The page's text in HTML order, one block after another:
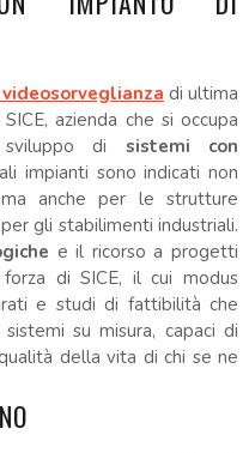
di ultima
azienda che si occupa
di sistemi con
impianti sono indicati non
anche per le strutture
gli stabilimenti industriali.
e il ricorso a progetti
di SICE, il cui modus
e studi di fattibilità che
su misura, capaci di
della vita di chi se ne